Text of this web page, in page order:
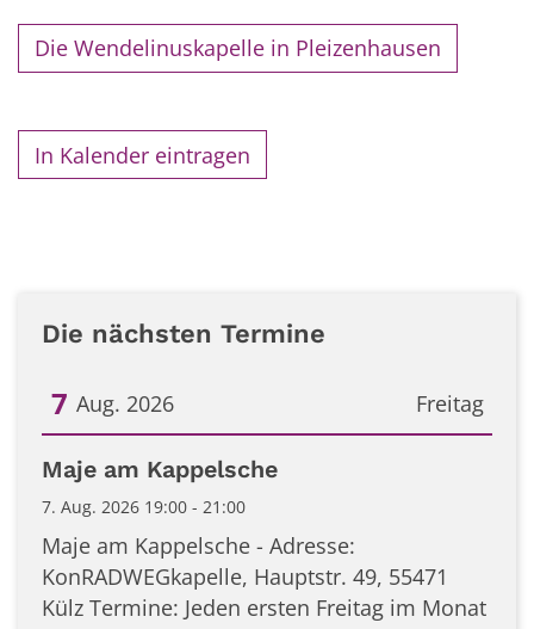
Die Wendelinuskapelle in Pleizenhausen
In Kalender eintragen
Die nächsten Termine
Freitag
7 Aug. 2026
Datum: 7. August 2026
Maje am Kappelsche
7. Aug. 2026 19:00 - 21:00
Maje am Kappelsche - Adresse:
KonRADWEGkapelle, Hauptstr. 49, 55471
Külz Termine: Jeden ersten Freitag im Monat